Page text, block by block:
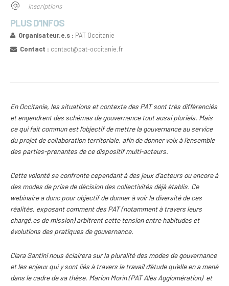
Inscriptions
PLUS D'INFOS
Organisateur.e.s : PAT Occitanie
Contact : contact@pat-occitanie.fr
En Occitanie, les situations et contexte des PAT sont très différenciés
et engendrent des schémas de gouvernance tout aussi pluriels. Mais
ce qui fait commun est l’objectif de mettre la gouvernance au service
du projet de collaboration territoriale, afin de donner voix à l’ensemble
des parties-prenantes de ce dispositif multi-acteurs.
Cette volonté se confronte cependant à des jeux d’acteurs ou encore à
des modes de prise de décision des collectivités déjà établis. Ce
webinaire a donc pour objectif de donner à voir la diversité de ces
réalités, exposant comment des PAT (notamment à travers leurs
chargé.es de mission) arbitrent cette tension entre habitudes et
évolutions des pratiques de gouvernance.
Clara Santininous éclairera sur la pluralité des modes de gouvernance
et les enjeux qui y sont liés à travers le travail d’étude qu’elle en a mené
dans le cadre de sa thèse. Marion Morin(PAT Alès Agglomération) et